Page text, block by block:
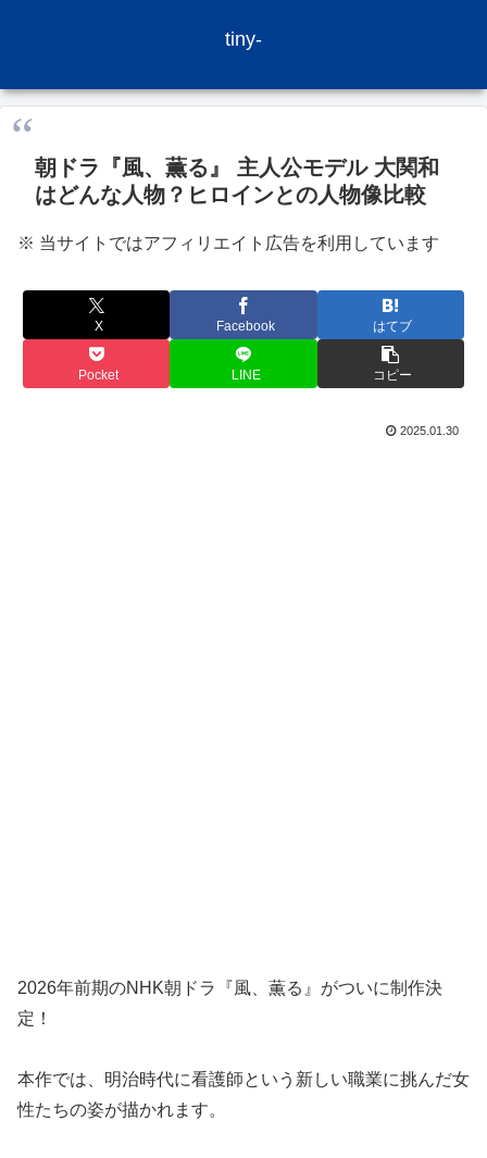
tiny-
朝ドラ『風、薫る』 主人公モデル 大関和
はどんな人物？ヒロインとの人物像比較
※ 当サイトではアフィリエイト広告を利用しています
X Facebook はてブ
Pocket LINE コピー
2025.01.30
2026年前期のNHK朝ドラ『風、薫る』がついに制作決
定！
本作では、明治時代に看護師という新しい職業に挑んだ女
性たちの姿が描かれます。